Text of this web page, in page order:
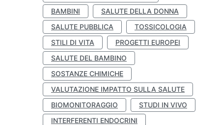
BAMBINI
SALUTE DELLA DONNA
SALUTE PUBBLICA
TOSSICOLOGIA
STILI DI VITA
PROGETTI EUROPEI
SALUTE DEL BAMBINO
SOSTANZE CHIMICHE
VALUTAZIONE IMPATTO SULLA SALUTE
BIOMONITORAGGIO
STUDI IN VIVO
INTERFERENTI ENDOCRINI